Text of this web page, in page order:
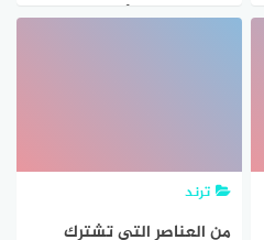
بالتدريب على أسئلة
ترند
من العناصر التي تشترك